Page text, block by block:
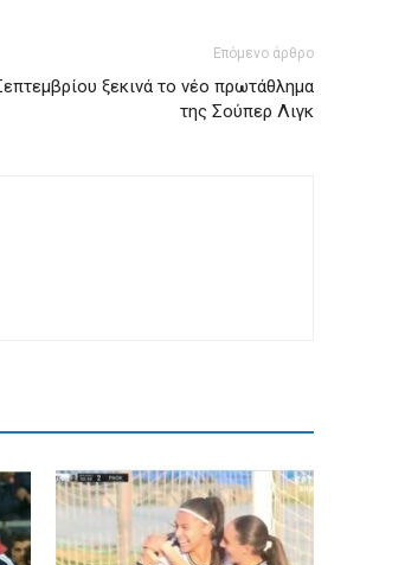
Επόμενο άρθρο
ξεκινά το νέο πρωτάθλημα
της Σούπερ Λιγκ